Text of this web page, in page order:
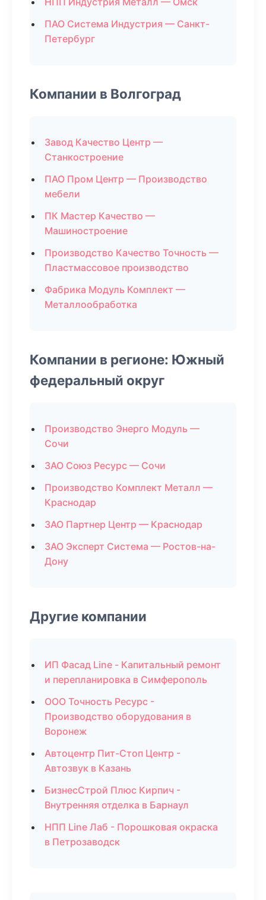
ПАО Система Индустрия — Санкт-
Петербург
Компании в Волгоград
Завод Качество Центр —
Станкостроение
ПАО Пром Центр — Производство
мебели
ПК Мастер Качество —
Машиностроение
Производство Качество Точность —
Пластмассовое производство
Фабрика Модуль Комплект —
Металлообработка
Компании в регионе: Южный
федеральный округ
Производство Энерго Модуль —
Сочи
ЗАО Союз Ресурс — Сочи
Производство Комплект Металл —
Краснодар
ЗАО Партнер Центр — Краснодар
ЗАО Эксперт Система — Ростов-на-
Дону
Другие компании
ИП Фасад Line - Капитальный ремонт
и перепланировка в Симферополь
ООО Точность Ресурс -
Производство оборудования в
Воронеж
Автоцентр Пит-Стоп Центр -
Автозвук в Казань
БизнесСтрой Плюс Кирпич -
Внутренняя отделка в Барнаул
НПП Line Лаб - Порошковая окраска
в Петрозаводск